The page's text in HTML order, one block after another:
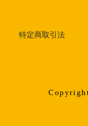
特定商取引法